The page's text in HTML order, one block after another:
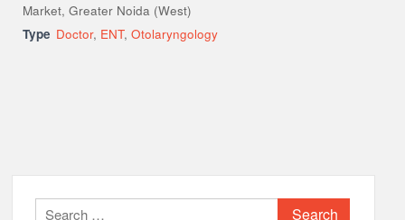
Market, Greater Noida (West)
Type Doctor, ENT,Otolaryngology
Search